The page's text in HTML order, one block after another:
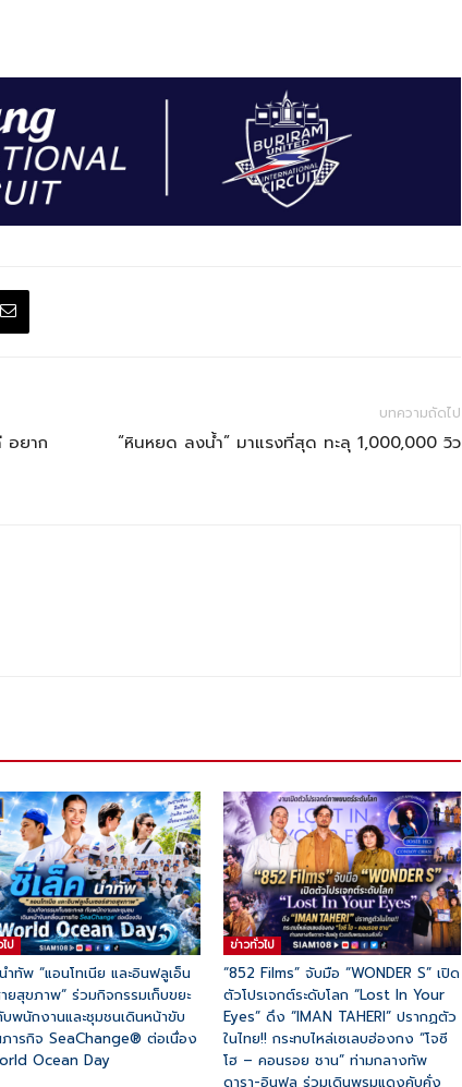
อยาก
บทความถัดไป
“หินหยด ลงน้ำ” มาแรงที่สุด ทะลุ 1,000,000 วิว
ป
ำทัพ “แอนโทเนีย และอินฟลูเอ็น
ยสุขภาพ“ ร่วมกิจกรรมเก็บขยะ
บพนักงานและชุมชนเดินหน้าขับ
ภารกิจ SeaChange® ต่อเนื่อง
Ocean Day
ข่าวทั่วไป
“852 Films” จับมือ “WONDER S” เปิด
ตัวโปรเจกต์ระดับโลก “Lost In Your
Eyes” ดึง “IMAN TAHERI” ปรากฏตัว
ในไทย!! กระทบไหล่เซเลบฮ่องกง “โจซี
โฮ – คอนรอย ชาน” ท่ามกลางทัพ
ดารา-อินฟลู ร่วมเดินพรมแดงคับคั่ง